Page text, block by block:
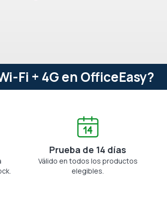
Fi + 4G en OfficeEasy?
Prueba de 14 días
Válido en todos los productos
elegibles.